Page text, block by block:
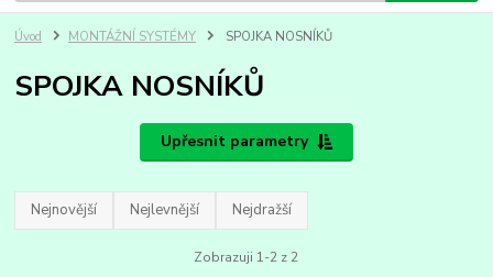
Úvod MONTÁŽNÍ SYSTÉMY SPOJKA NOSNÍKŮ
SPOJKA NOSNÍKŮ
Upřesnit parametry
Nejnovější Nejlevnější Nejdražší
Zobrazuji 1-2 z 2